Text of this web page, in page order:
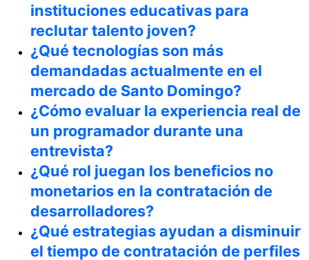
instituciones educativas para
reclutar talento joven?
¿Qué tecnologías son más
demandadas actualmente en el
mercado de Santo Domingo?
¿Cómo evaluar la experiencia real de
un programador durante una
entrevista?
¿Qué rol juegan los beneficios no
monetarios en la contratación de
desarrolladores?
¿Qué estrategias ayudan a disminuir
el tiempo de contratación de perfiles